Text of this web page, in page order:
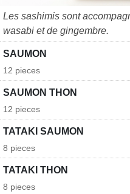
Les sashimis sont
wasabi et de gingembre.
SAUMON
12 pieces
SAUMON THON
12 pieces
TATAKI SAUMON
8 pieces
TATAKI THON
8 pieces